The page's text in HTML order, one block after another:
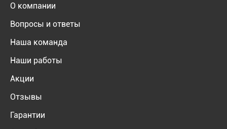
О компании
Вопросы и ответы
Наша команда
Наши работы
Акции
Отзывы
Гарантии